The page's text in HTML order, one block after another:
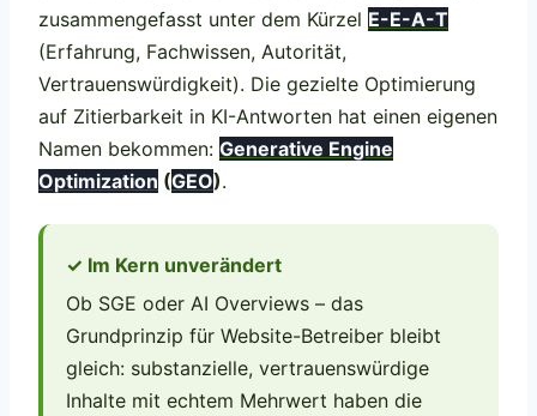
zusammengefasst unter dem Kürzel E-E-A-T
(Erfahrung, Fachwissen, Autorität,
Vertrauenswürdigkeit). Die gezielte Optimierung
auf Zitierbarkeit in KI-Antworten hat einen eigenen
Namen bekommen: Generative Engine
Optimization (GEO).
✓ Im Kern unverändert
Ob SGE oder AI Overviews – das
Grundprinzip für Website-Betreiber bleibt
gleich: substanzielle, vertrauenswürdige
Inhalte mit echtem Mehrwert haben die